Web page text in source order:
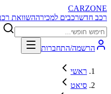
CARZONE
רכב חדשרכבים למכירההשוואת
הרשמה/התחברות
ראשי
סיאט